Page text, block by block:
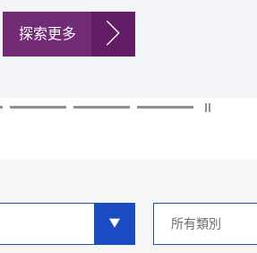
探索更多
探索更多
探索更多
探索更多
探索更多
探索更多
探索更多
探索更多
探索更多
探索更多
探索更多
探索更多
分